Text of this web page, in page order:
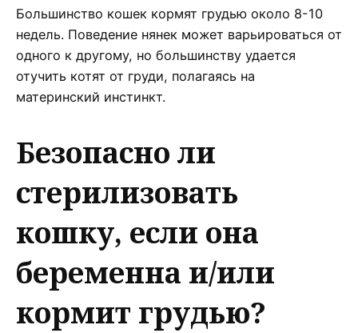
Большинство кошек кормят грудью около 8-10
недель. Поведение нянек может варьироваться от
одного к другому, но большинству удается
отучить котят от груди, полагаясь на
материнский инстинкт.
Безопасно ли
стерилизовать
кошку, если она
беременна и/или
кормит грудью?